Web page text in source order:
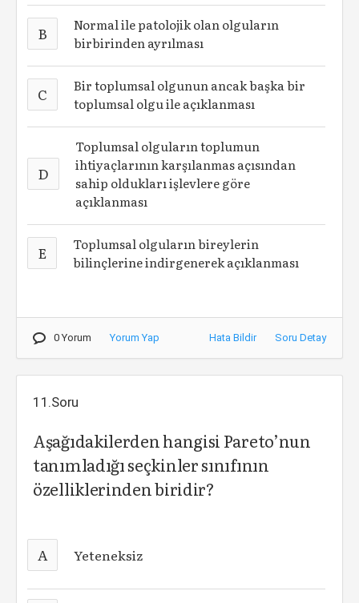
B
Normal ile patolojik olan olguların
birbirinden ayrılması
C
Bir toplumsal olgunun ancak başka bir
toplumsal olgu ile açıklanması
D
Toplumsal olguların toplumun
ihtiyaçlarının karşılanmas açısından
sahip oldukları işlevlere göre
açıklanması
E
Toplumsal olguların bireylerin
bilinçlerine indirgenerek açıklanması
0 Yorum Yorum Yap Hata Bildir Soru Detay
11.Soru
Aşağıdakilerden hangisi Pareto’nun
tanımladığı seçkinler sınıfının
özelliklerinden biridir?
A Yeteneksiz